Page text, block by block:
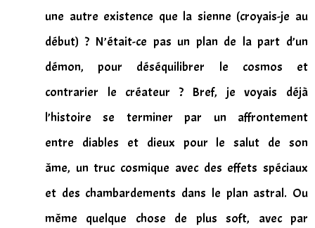
une autre existence que la sienne (croyais-je au
début) ? N’était-ce pas un plan de la part d’un
démon, pour déséquilibrer le cosmos et
contrarier le créateur ? Bref, je voyais déjà
l’histoire se terminer par un affrontement
entre diables et dieux pour le salut de son
âme, un truc cosmique avec des effets spéciaux
et des chambardements dans le plan astral. Ou
même quelque chose de plus soft, avec par